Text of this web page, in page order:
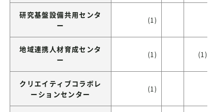
研究基盤設備共用センタ
ー
(1)
地域連携人材育成センタ
ー
(1) (1)
クリエイティブコラボレ
ーションセンター
(1)